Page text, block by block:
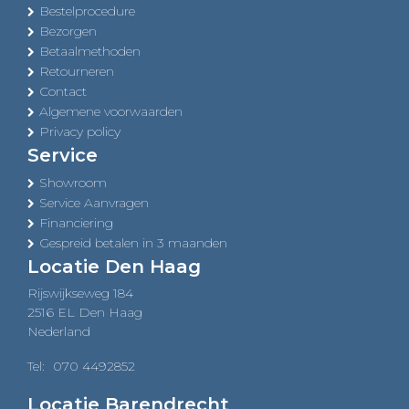
Bestelprocedure
Bezorgen
Betaalmethoden
Retourneren
Contact
Algemene voorwaarden
Privacy policy
Service
Showroom
Service Aanvragen
Financiering
Gespreid betalen in 3 maanden
Locatie Den Haag
Rijswijkseweg 184
2516 EL Den Haag
Nederland
Tel: 070 4492852